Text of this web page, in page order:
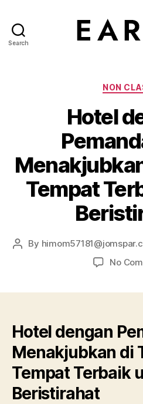
Search
NON
Hotel
Tempat
Post
By
No
Hotel dengan
Menakjubkan di
Tempat Terbaik
Beristirahat